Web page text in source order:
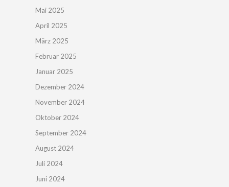
Mai 2025
April 2025
März 2025
Februar 2025
Januar 2025
Dezember 2024
November 2024
Oktober 2024
September 2024
August 2024
Juli 2024
Juni 2024